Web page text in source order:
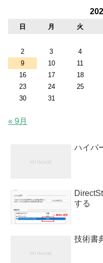
日 月 火
2
3 4
9
10 11
16
17 18
23
24 25
30
31
« 9月
ハイパ
する
技術書